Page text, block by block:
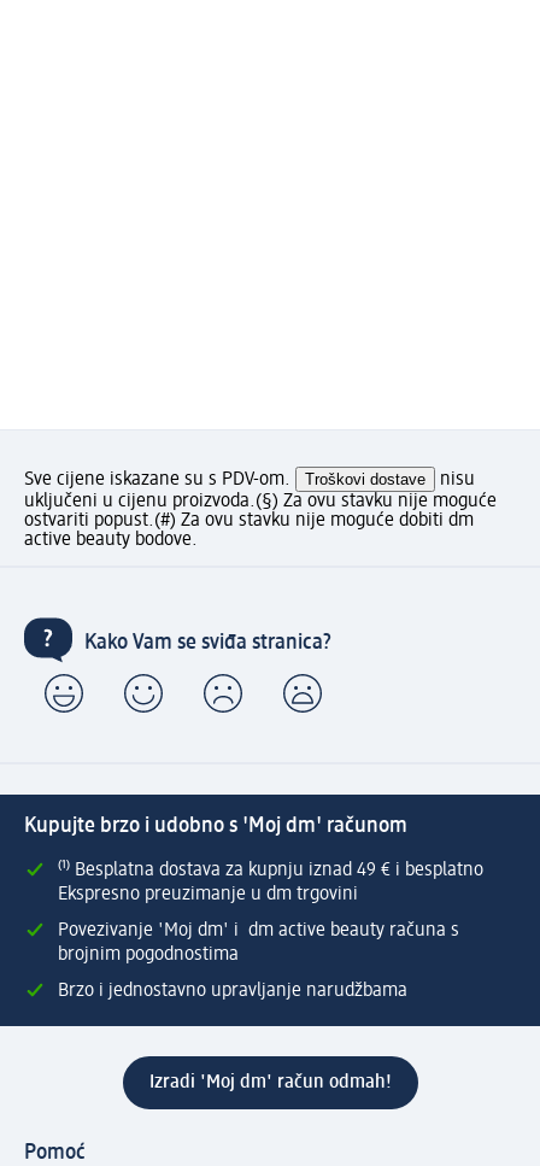
Sve cijene iskazane su s PDV-om. Troškovi dostave
nisu
uključeni u cijenu proizvoda.(§) Za ovu stavku nije moguće
ostvariti popust.(#) Za ovu stavku nije moguće dobiti dm
active beauty bodove.
Kako Vam se sviđa stranica?
Kupujte brzo i udobno s 'Moj dm' računom
⁽¹⁾ Besplatna dostava za kupnju iznad 49 € i besplatno
Ekspresno preuzimanje u dm trgovini
Povezivanje 'Moj dm' i dm active beauty računa s
brojnim pogodnostima
Brzo i jednostavno upravljanje narudžbama
Izradi 'Moj dm' račun odmah!
Pomoć